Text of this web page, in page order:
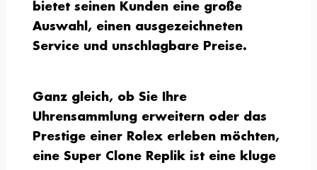
bietet seinen Kunden eine große
Auswahl, einen ausgezeichneten
Service und unschlagbare Preise.
Ganz gleich, ob Sie Ihre
Uhrensammlung erweitern oder das
Prestige einer Rolex erleben möchten,
eine Super Clone Replik ist eine kluge